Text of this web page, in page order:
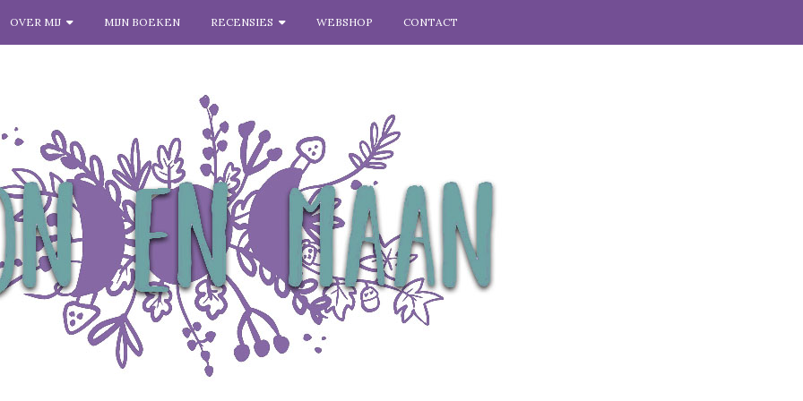
OVER MIJ MIJN BOEKEN RECENSIES WEBSHOP CONTACT